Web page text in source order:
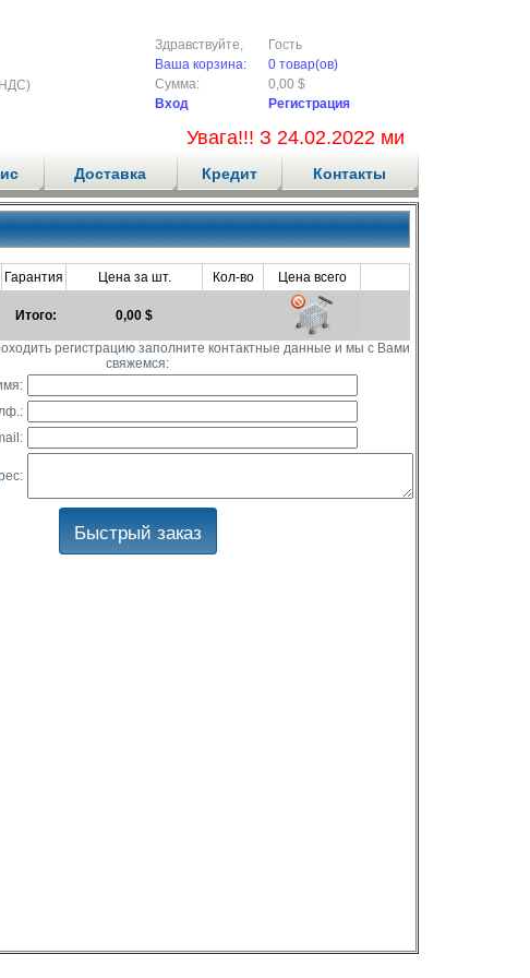
НДС)
Здравствуйте,
Гость
Ваша корзина:
0 товар(ов)
Сумма:
0,00 $
Вход
Регистрация
Увага!!! З 24.02.2022 ми не
Доставка Кредит Контакты
Гарантия Цена за шт. Кол-во Цена всего
Итого: 0,00 $
регистрацию заполните контактные данные и мы с Вами
свяжемся:
Быстрый заказ